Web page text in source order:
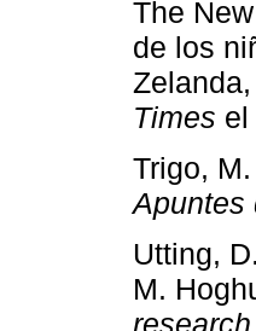
The
de los
Times
Trigo,
Apuntes
Utting,
M.